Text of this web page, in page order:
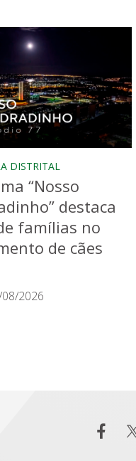
DISTRITAL
“Nosso
destaca
famílias no
de cães
2026